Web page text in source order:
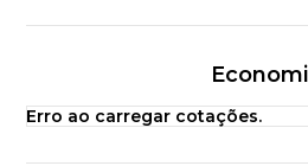
Erro ao carregar cotações.